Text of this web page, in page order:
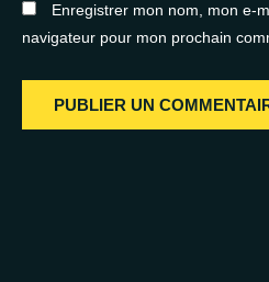
Enregistrer mon nom, mon e-
navigateur pour mon prochain